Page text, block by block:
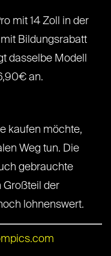
mit 14 Zoll in der
Bildungsrabatt
dasselbe Modell
an.
kaufen möchte,
Weg tun. Die
gebrauchte
Großteil der
lohnenswert.